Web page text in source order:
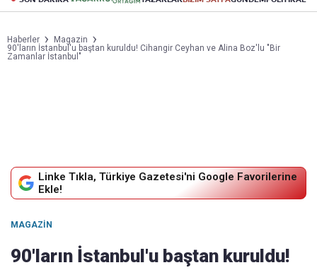
Haberler
Magazin
90'ların İstanbul'u baştan kuruldu! Cihangir Ceyhan ve Alina Boz'lu "Bir
Zamanlar İstanbul"
Linke Tıkla, Türkiye Gazetesi'ni Google Favorilerine
Ekle!
MAGAZIN
90'ların İstanbul'u baştan kuruldu!